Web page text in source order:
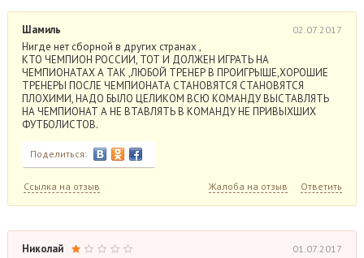
Шамиль 02.07.2017
Нигде нет сборной в других странах ,
КТО ЧЕМПИОН РОССИИ, ТОТ И ДОЛЖЕН ИГРАТЬ НА
ЧЕМПИОНАТАХ А ТАК ,ЛЮБОЙ ТРЕНЕР В ПРОИГРЫШЕ,ХОРОШИЕ
ТРЕНЕРЫ ПОСЛЕ ЧЕМПИОНАТА СТАНОВЯТСЯ СТАНОВЯТСЯ
ПЛОХИМИ, НАДО БЫЛО ЦЕЛИКОМ ВСЮ КОМАНДУ ВЫСТАВЛЯТЬ
НА ЧЕМПИОНАТ А НЕ ВТАВЛЯТЬ В КОМАНДУ НЕ ПРИВЫХШИХ
ФУТБОЛИСТОВ.
Поделиться:
Ссылка на отзыв Жалоба на отзыв Ответить
Николай 01.07.2017